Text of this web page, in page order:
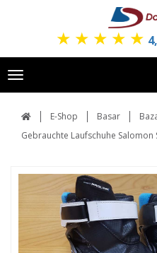
★ ★ ★ ★ ★
Toggle
navigation
E-Shop Basar
Gebrauchte Laufschuhe Salomon